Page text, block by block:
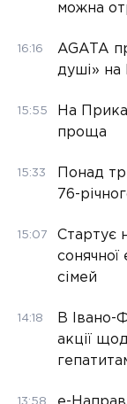
можна
16:16
AGATA
душі» на
15:55
На
проща
15:33
Понад
76-
15:07
Стартує
сонячної
сімей
14:18
В Івано-
акції
13:58